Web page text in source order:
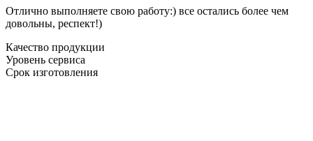
Отлично выполняете свою работу:) все остались более чем
довольны, респект!)
Качество продукции
Уровень сервиса
Срок изготовления